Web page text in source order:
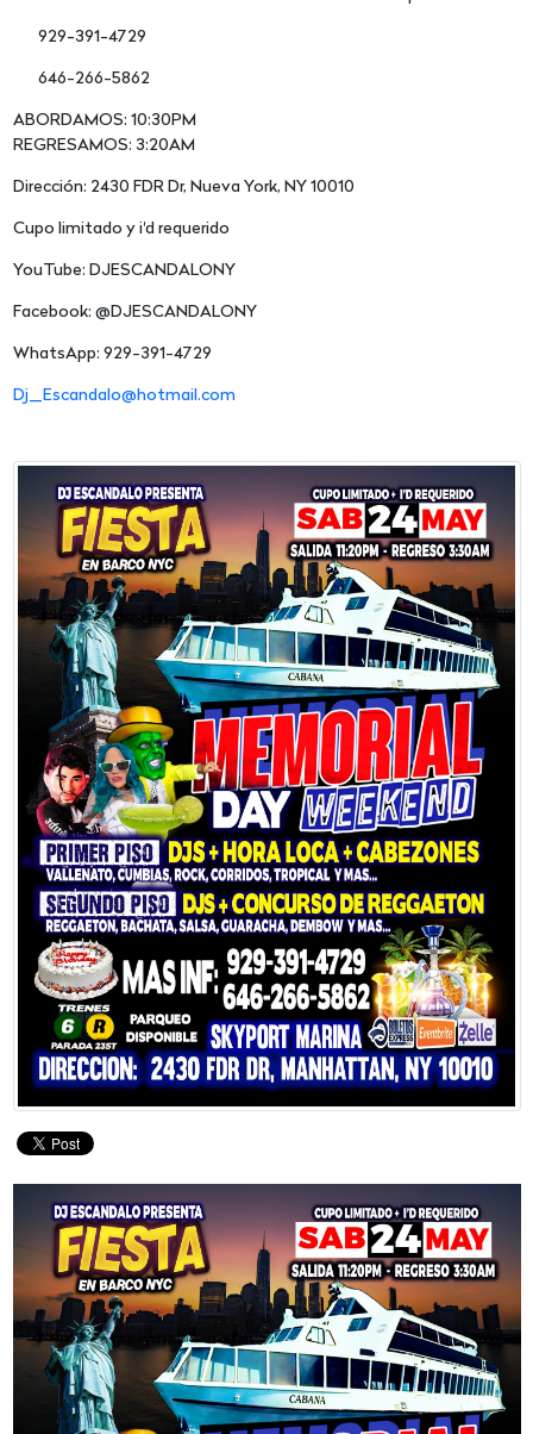
929-391-4729
646-266-5862
ABORDAMOS: 10:30PM
REGRESAMOS: 3:20AM
Dirección: 2430 FDR Dr, Nueva York, NY 10010
Cupo limitado y i'd requerido
YouTube: DJESCANDALONY
Facebook: @DJESCANDALONY
WhatsApp: 929-391-4729
Dj_Escandalo@hotmail.com